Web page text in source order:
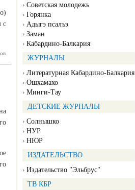
Советская молодежь
Горянка
Адыгэ псалъэ
Заман
Кабардино-Балкария
ЖУРНАЛЫ
Литературная Кабардино-Балкария
Ошхамахо
Минги-Тау
ДЕТСКИЕ ЖУРНАЛЫ
Солнышко
НУР
НЮР
ИЗДАТЕЛЬСТВО
Издательство "Эльбрус"
ТВ КБР
с
России